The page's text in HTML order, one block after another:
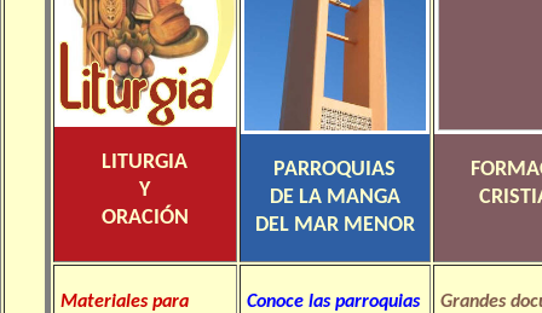
LITURGIA
Y
ORACIÓN
PARROQUIAS
DE LA MANGA
DEL MAR MENOR
Materiales para
Conoce las parroquias
Grandes